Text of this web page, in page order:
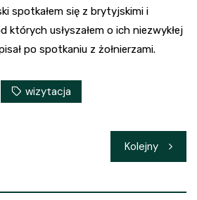
spotkałem się z brytyjskimi i
których usłyszałem o ich niezwykłej
po spotkaniu z żołnierzami.
wizytacja
Kolejny